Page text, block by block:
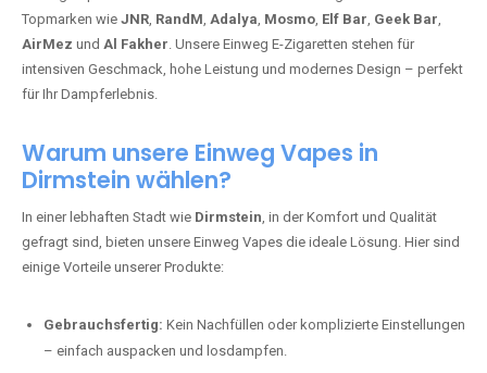
Topmarken wie JNR, RandM, Adalya, Mosmo, Elf Bar, Geek Bar,
AirMez und Al Fakher. Unsere Einweg E-Zigaretten stehen für
intensiven Geschmack, hohe Leistung und modernes Design – perfekt
für Ihr Dampferlebnis.
Warum unsere Einweg Vapes in
Dirmstein wählen?
In einer lebhaften Stadt wie Dirmstein, in der Komfort und Qualität
gefragt sind, bieten unsere Einweg Vapes die ideale Lösung. Hier sind
einige Vorteile unserer Produkte:
Gebrauchsfertig: Kein Nachfüllen oder komplizierte Einstellungen
– einfach auspacken und losdampfen.